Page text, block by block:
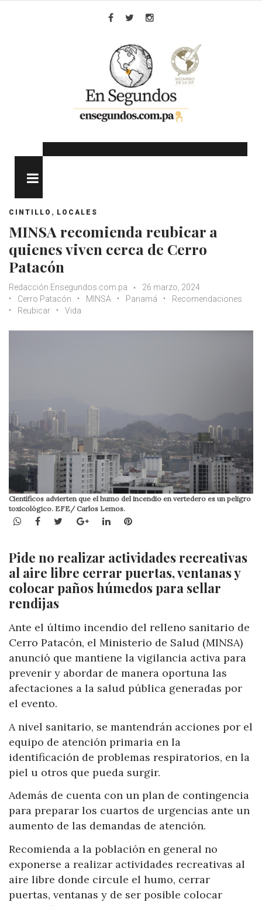
CINTILLO , LOCALES
MINSA recomienda reubicar a
quienes viven cerca de Cerro
Patacón
Redacción Ensegundos.com.pa
26 marzo, 2024
Cerro Patacón
MINSA Panamá
Recomendaciones
Reubicar
Vida
Científicos advierten que el humo del incendio en vertedero es un peligro
toxicológico. EFE/ Carlos Lemos.
WhatsApp
Facebook
TwitterGoogle+LinkedInPinterest
Pide no realizar actividades recreativas
al aire libre cerrar puertas, ventanas y
colocar paños húmedos para sellar
rendijas
Ante el último incendio del relleno sanitario de
Cerro Patacón, el Ministerio de Salud (MINSA)
anunció que mantiene la vigilancia activa para
prevenir y abordar de manera oportuna las
afectaciones a la salud pública generadas por
el evento.
A nivel sanitario, se mantendrán acciones por el
equipo de atención primaria en la
identificación de problemas respiratorios, en la
piel u otros que pueda surgir.
Además de cuenta con un plan de contingencia
para preparar los cuartos de urgencias ante un
aumento de las demandas de atención.
Recomienda a la población en general no
exponerse a realizar actividades recreativas al
aire libre donde circule el humo, cerrar
puertas, ventanas y de ser posible colocar